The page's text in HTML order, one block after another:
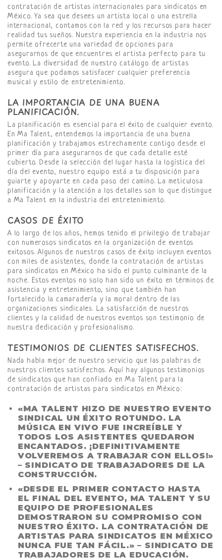
contratación de artistas internacionales para sindicatos en
México. Ya sea que desees un artista local o una estrella
internacional, contamos con la red y los recursos para hacer
realidad tus sueños. Nuestra experiencia en la industria nos
permite ofrecerte una variedad de opciones para
asegurarnos de que encuentres el artista perfecto para tu
evento. La diversidad de nuestro catálogo de artistas
asegura que podamos satisfacer cualquier preferencia
musical y estilo de entretenimiento.
LA IMPORTANCIA DE UNA BUENA
PLANIFICACIÓN.
La planificación es esencial para el éxito de cualquier evento.
En Ma Talent, entendemos la importancia de una buena
planificación y trabajamos estrechamente contigo desde el
primer día para asegurarnos de que cada detalle esté
cubierto. Desde la selección del lugar hasta la logística del
día del evento, nuestro equipo está a tu disposición para
guiarte y apoyarte en cada paso del camino. La meticulosa
planificación y la atención a los detalles son lo que distingue
a Ma Talent en la industria del entretenimiento.
CASOS DE ÉXITO
A lo largo de los años, hemos tenido el privilegio de trabajar
con numerosos sindicatos en la organización de eventos
exitosos. Algunos de nuestros casos de éxito incluyen eventos
con miles de asistentes, donde la contratación de artistas
para sindicatos en México ha sido el punto culminante de la
noche. Estos eventos no solo han sido un éxito en términos de
asistencia y entretenimiento, sino que también han
fortalecido la camaradería y la moral dentro de las
organizaciones sindicales. La satisfacción de nuestros
clientes y la calidad de nuestros eventos son testimonio de
nuestra dedicación y profesionalismo.
TESTIMONIOS DE CLIENTES SATISFECHOS.
Nada habla mejor de nuestro servicio que las palabras de
nuestros clientes satisfechos. Aquí hay algunos testimonios
de sindicatos que han confiado en Ma Talent para la
contratación de artistas para sindicatos en México:
«MA TALENT HIZO DE NUESTRO EVENTO
SINDICAL UN ÉXITO ROTUNDO. LA
MÚSICA EN VIVO FUE INCREÍBLE Y
TODOS LOS ASISTENTES QUEDARON
ENCANTADOS. ¡DEFINITIVAMENTE
VOLVEREMOS A TRABAJAR CON ELLOS!»
– SINDICATO DE TRABAJADORES DE LA
CONSTRUCCIÓN.
«DESDE EL PRIMER CONTACTO HASTA
EL FINAL DEL EVENTO, MA TALENT Y SU
EQUIPO DE PROFESIONALES
DEMOSTRARON SU COMPROMISO CON
NUESTRO ÉXITO. LA CONTRATACIÓN DE
ARTISTAS PARA SINDICATOS EN MÉXICO
NUNCA FUE TAN FÁCIL.» – SINDICATO DE
TRABAJADORES DE LA EDUCACIÓN.